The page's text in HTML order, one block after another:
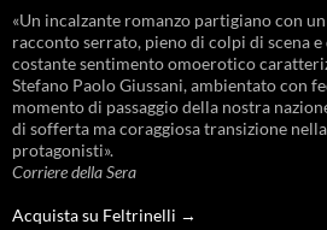
«Un incalzante romanzo partigiano con
racconto serrato, pieno di colpi di scena
costante sentimento omoerotico
Stefano Paolo Giussani, ambientato con
momento di passaggio della nostra
di sofferta ma coraggiosa transizione
protagonisti».
Corriere della Sera
Acquista su Feltrinelli →